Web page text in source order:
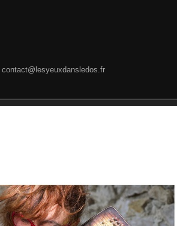
contact@lesyeuxdansledos.fr